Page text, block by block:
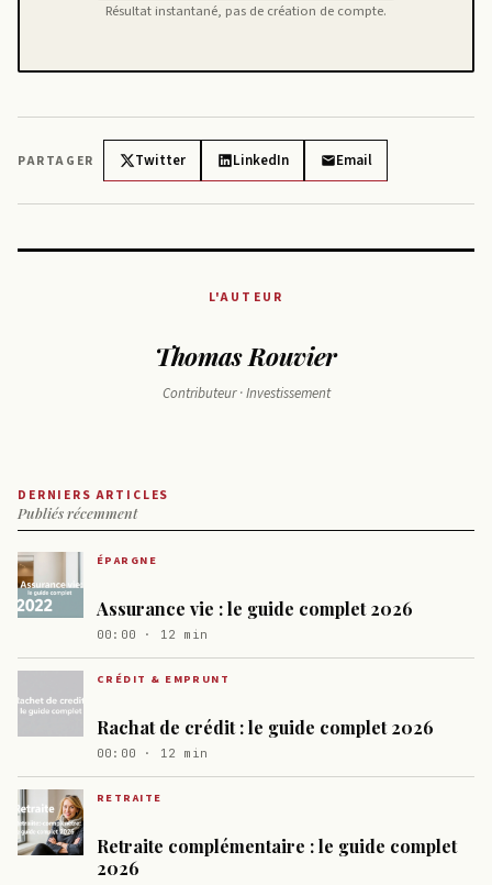
Résultat instantané, pas de création de compte.
PARTAGER Twitter LinkedIn Email
L'AUTEUR
Thomas Rouvier
Contributeur · Investissement
DERNIERS ARTICLES
Publiés récemment
ÉPARGNE
Assurance vie : le guide complet 2026
00:00 · 12 min
CRÉDIT & EMPRUNT
Rachat de crédit : le guide complet 2026
00:00 · 12 min
RETRAITE
Retraite complémentaire : le guide complet
2026